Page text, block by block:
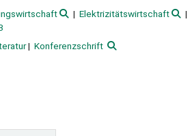
Elektrizitätswirtschaft
Konferenzschrift